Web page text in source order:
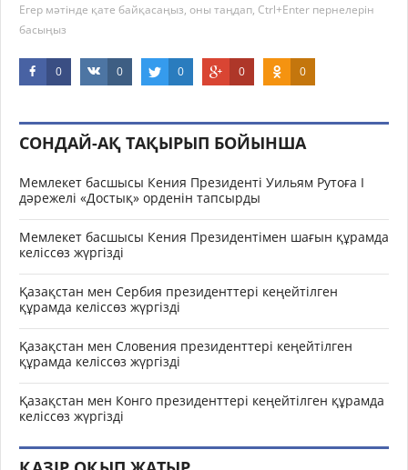
Егер мәтінде қате байқасаңыз, оны таңдап, Ctrl+Enter пернелерін
басыңыз
0 0 0 0 0
СОНДАЙ-АҚ ТАҚЫРЫП БОЙЫНША
Мемлекет басшысы Кения Президенті Уильям Рутоға І
дәрежелі «Достық» орденін тапсырды
Мемлекет басшысы Кения Президентімен шағын құрамда
келіссөз жүргізді
Қазақстан мен Сербия президенттері кеңейтілген
құрамда келіссөз жүргізді
Қазақстан мен Словения президенттері кеңейтілген
құрамда келіссөз жүргізді
Қазақстан мен Конго президенттері кеңейтілген құрамда
келіссөз жүргізді